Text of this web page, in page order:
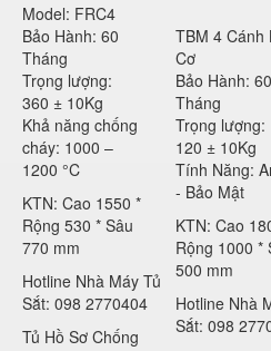
Model: FRC4
Bảo Hành: 60
Tháng
Trọng lượng:
360 ± 10Kg
Khả năng chống
cháy: 1000 –
1200 °C
KTN: Cao 1550 *
Rộng 530 * Sâu
770 mm
Hotline Nhà Máy Tủ
Sắt: 098 2770404
Tủ Hồ Sơ Chống
TBM 4 Cánh
Cơ
Bảo Hành: 60
Tháng
Trọng lượng:
120 ± 10Kg
Tính Năng:
- Bảo Mật
KTN: Cao
Rộng 1000 *
500 mm
Hotline Nhà
Sắt: 098